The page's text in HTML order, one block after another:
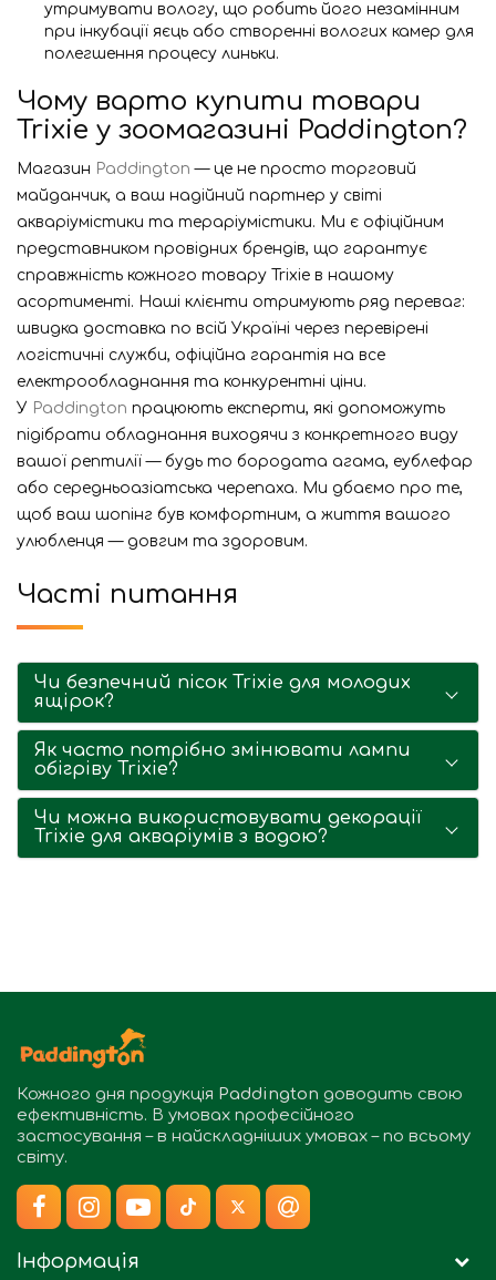
утримувати вологу, що робить його незамінним
при інкубації яєць або створенні вологих камер для
полегшення процесу линьки.
Чому варто купити товари
Trixie у зоомагазині Paddington?
Магазин Paddington — це не просто торговий
майданчик, а ваш надійний партнер у світі
акваріумістики та тераріумістики. Ми є офіційним
представником провідних брендів, що гарантує
справжність кожного товару Trixie в нашому
асортименті. Наші клієнти отримують ряд переваг:
швидка доставка по всій Україні через перевірені
логістичні служби, офіційна гарантія на все
електрообладнання та конкурентні ціни.
У Paddington працюють експерти, які допоможуть
підібрати обладнання виходячи з конкретного виду
вашої рептилії — будь то бородата агама, еублефар
або середньоазіатська черепаха. Ми дбаємо про те,
щоб ваш шопінг був комфортним, а життя вашого
улюбленця — довгим та здоровим.
Часті питання
Чи безпечний пісок Trixie для молодих
ящірок?
Як часто потрібно змінювати лампи
обігріву Trixie?
Чи можна використовувати декорації
Trixie для акваріумів з водою?
Кожного дня продукція Paddington доводить свою
ефективність. В умовах професійного
застосування – в найскладніших умовах – по всьому
світу.
Інформація